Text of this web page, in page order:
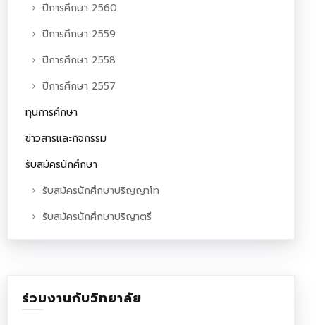
ปีการศึกษา 2560
ปีการศึกษา 2559
ปีการศึกษา 2558
ปีการศึกษา 2557
ทุนการศึกษา
ข่าวสารและกิจกรรม
รับสมัครนักศึกษา
รับสมัครนักศึกษาปริญญาโท
รับสมัครนักศึกษาปริญาตรี
ร่วมงานกับวิทยาลัย